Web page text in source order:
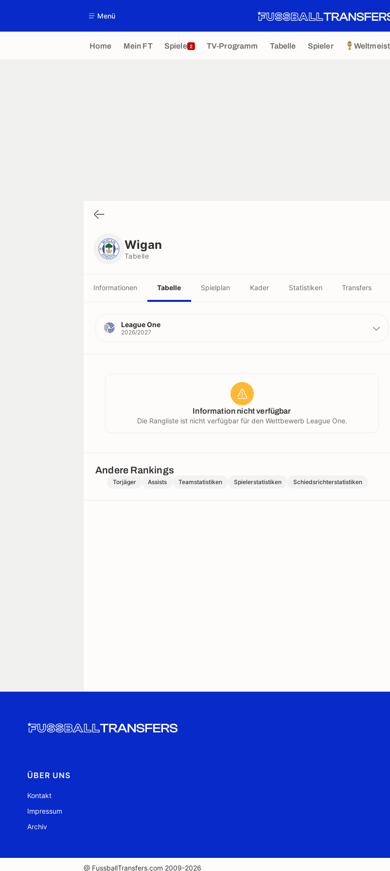
Menü
Home Mein FT Spiele 2 TV-Programm Tabelle Spieler
Wigan
Tabelle
Informationen Tabelle Spielplan Kader Statistiken Transfers
League One
2026/2027
Information nicht verfügbar
Die Rangliste ist nicht verfügbar für den Wettbewerb League One.
Andere Rankings
Torjäger Assists Teamstatistiken Spielerstatistiken Schiedsrichterstatistiken
ÜBER UNS
Kontakt
Impressum
Archiv
@ FussballTransfers.com 2009-2026